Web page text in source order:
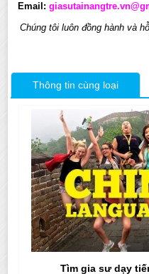
Email:
Chúng tôi luôn đồng hành và
Thông tin cùng loại
Tìm gia sư dạy